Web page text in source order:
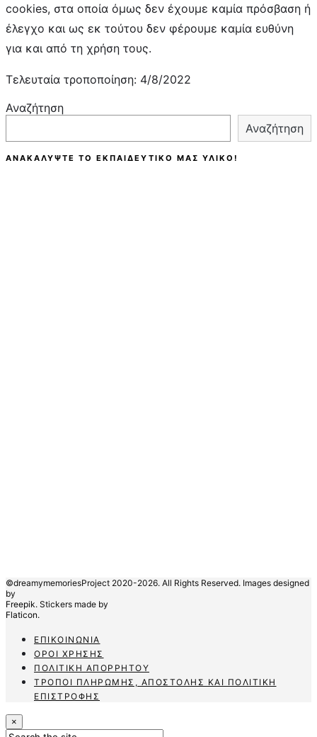
cookies, στα οποία όμως δεν έχουμε καμία πρόσβαση ή
έλεγχο και ως εκ τούτου δεν φέρουμε καμία ευθύνη
για και από τη χρήση τους.
Τελευταία τροποποίηση: 4/8/2022
Αναζήτηση
Αναζήτηση
ΑΝΑΚΑΛΎΨΤΕ ΤΟ ΕΚΠΑΙΔΕΥΤΙΚΌ ΜΑΣ ΥΛΙΚΌ!
©dreamymemoriesProject 2020-2026. All Rights Reserved. Images designed
by
Freepik. Stickers made by
Flaticon.
ΕΠΙΚΟΙΝΩΝΊΑ
ΌΡΟΙ ΧΡΉΣΗΣ
ΠΟΛΙΤΙΚΉ ΑΠΟΡΡΉΤΟΥ
ΤΡΌΠΟΙ ΠΛΗΡΩΜΉΣ, ΑΠΟΣΤΟΛΉΣ ΚΑΙ ΠΟΛΙΤΙΚΉ
ΕΠΙΣΤΡΟΦΉΣ
×